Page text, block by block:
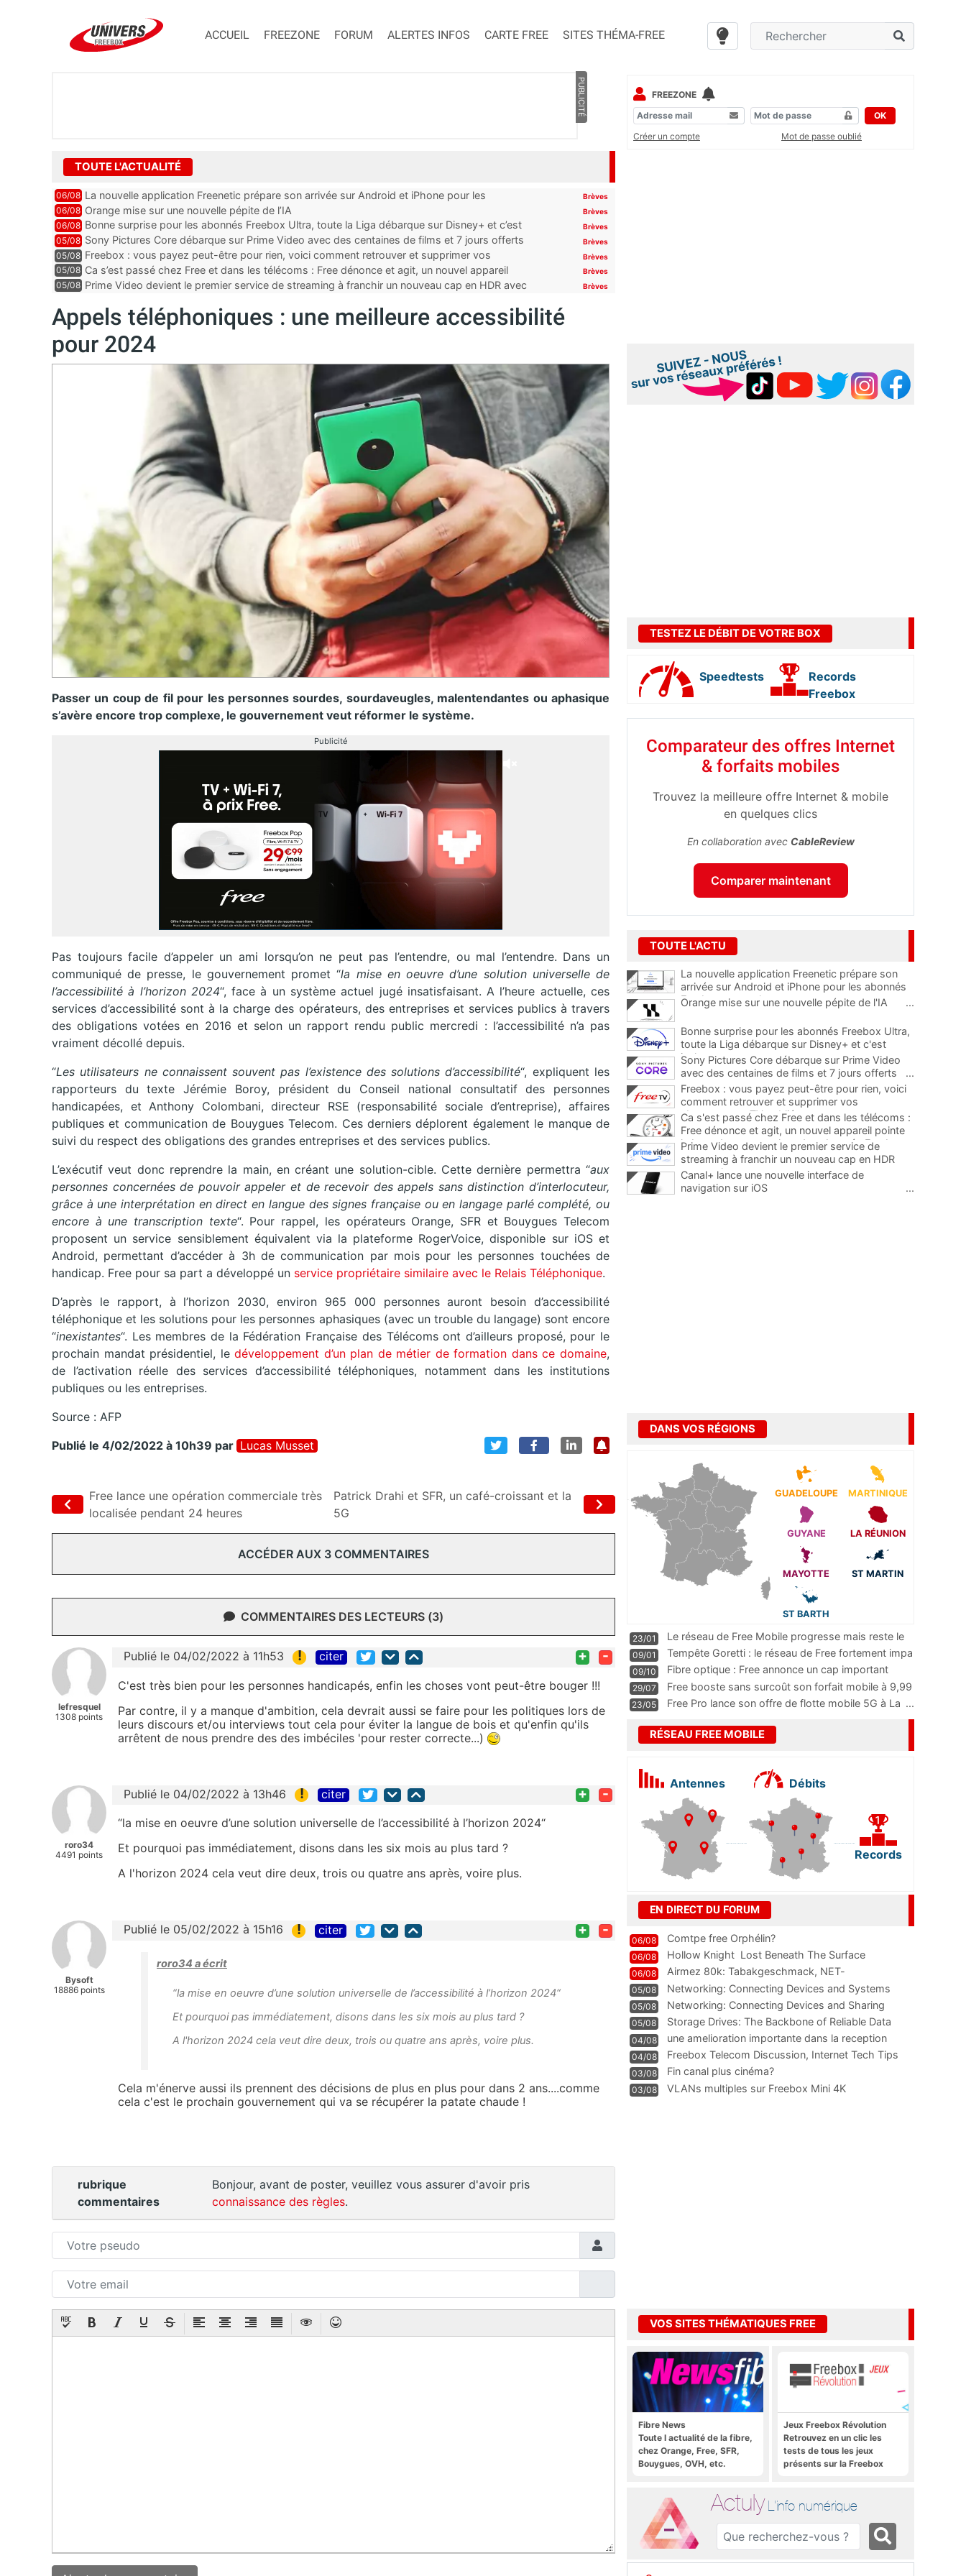
ACCUEIL FREEZONE FORUM ALERTES INFOS CARTE FREE SITES THÉMA-FREE
PUBLICITÉ
TOUTE L'ACTUALITÉ
06/08 La nouvelle application Freenetic prépare son arrivée sur Android et iPhone pour les
abonnés Freebox, testez la
Brèves
06/08 Orange mise sur une nouvelle pépite de l’IA Brèves
06/08 Bonne surprise pour les abonnés Freebox Ultra, toute la Liga débarque sur Disney+ et c’est
inclus
Brèves
05/08 Sony Pictures Core débarque sur Prime Video avec des centaines de films et 7 jours offerts Brèves
05/08 Freebox : vous payez peut-être pour rien, voici comment retrouver et supprimer vos
abonnements TV oubliés
Brèves
05/08 Ca s’est passé chez Free et dans les télécoms : Free dénonce et agit, un nouvel appareil
pointe le bout de...
Brèves
05/08 Prime Video devient le premier service de streaming à franchir un nouveau cap en HDR avec
Brèves
Appels téléphoniques : une meilleure accessibilité
pour 2024
Passer un coup de fil pour les personnes sourdes, sourdaveugles, malentendantes ou aphasique
s’avère encore trop complexe, le gouvernement veut réformer le système.
Publicité
Pas toujours facile d’appeler un ami lorsqu’on ne peut pas l’entendre, ou mal l’entendre. Dans un
communiqué de presse, le gouvernement promet “la mise en oeuvre d’une solution universelle de
l’accessibilité à l’horizon 2024“, face à un système actuel jugé insatisfaisant. A l’heure actuelle, ces
services d’accessibilité sont à la charge des opérateurs, des entreprises et services publics à travers
des obligations votées en 2016 et selon un rapport rendu public mercredi : l’accessibilité n’a pas
vraiment décollé depuis.
“Les utilisateurs ne connaissent souvent pas l’existence des solutions d’accessibilité“, expliquent les
rapporteurs du texte Jérémie Boroy, président du Conseil national consultatif des personnes
handicapées, et Anthony Colombani, directeur RSE (responsabilité sociale d’entreprise), affaires
publiques et communication de Bouygues Telecom. Ces derniers déplorent également le manque de
suivi du respect des obligations des grandes entreprises et des services publics.
L’exécutif veut donc reprendre la main, en créant une solution-cible. Cette dernière permettra “aux
personnes concernées de pouvoir appeler et de recevoir des appels sans distinction d’interlocuteur,
grâce à une interprétation en direct en langue des signes française ou en langage parlé complété, ou
encore à une transcription texte“. Pour rappel, les opérateurs Orange, SFR et Bouygues Telecom
proposent un service sensiblement équivalent via la plateforme RogerVoice, disponible sur iOS et
Android, permettant d’accéder à 3h de communication par mois pour les personnes touchées de
handicap. Free pour sa part a développé un service propriétaire similaire avec le Relais Téléphonique.
D’après le rapport, à l’horizon 2030, environ 965 000 personnes auront besoin d’accessibilité
téléphonique et les solutions pour les personnes aphasiques (avec un trouble du langage) sont encore
“inexistantes“. Les membres de la Fédération Française des Télécoms ont d’ailleurs proposé, pour le
prochain mandat présidentiel, ledéveloppement d’un plan de métier de formation dans ce domaine,
de l’activation réelle des services d’accessibilité téléphoniques, notamment dans les institutions
publiques ou les entreprises.
Source : AFP
Publié le 4/02/2022 à 10h39 par Lucas Musset
Free lance une opération commerciale très
localisée pendant 24 heures
Patrick Drahi et SFR, un café-croissant et la
5G
ACCÉDER AUX 3 COMMENTAIRES
COMMENTAIRES DES LECTEURS (3)
lefresquel
1308 points
Publié le 04/02/2022 à 11h53 ! citer + -
C'est très bien pour les personnes handicapés, enfin les choses vont peut-être bouger !!!
Par contre, il y a manque d'ambition, cela devrait aussi se faire pour les politiques lors de
leurs discours et/ou interviews tout cela pour éviter la langue de bois et qu'enfin qu'ils
arrêtent de nous prendre des des imbéciles 'pour rester correcte...)
roro34
4491 points
Publié le 04/02/2022 à 13h46 ! citer + -
“la mise en oeuvre d’une solution universelle de l’accessibilité à l’horizon 2024“
Et pourquoi pas immédiatement, disons dans les six mois au plus tard ?
A l'horizon 2024 cela veut dire deux, trois ou quatre ans après, voire plus.
Bysoft
18886 points
Publié le 05/02/2022 à 15h16 ! citer + -
roro34 a écrit
“la mise en oeuvre d’une solution universelle de l’accessibilité à l’horizon 2024“
Et pourquoi pas immédiatement, disons dans les six mois au plus tard ?
A l'horizon 2024 cela veut dire deux, trois ou quatre ans après, voire plus.
Cela m'énerve aussi ils prennent des décisions de plus en plus pour dans 2 ans....comme
cela c'est le prochain gouvernement qui va se récupérer la patate chaude !
rubrique
commentaires
Bonjour, avant de poster, veuillez vous assurer d'avoir pris
connaissance des règles.
FREEZONE
OK
Créer un compte
Mot de passe oublié
TESTEZ LE DÉBIT DE VOTRE BOX
Speedtests
Records
Freebox
Comparateur des offres Internet
& forfaits mobiles
Trouvez la meilleure offre Internet & mobile
en quelques clics
En collaboration avec CableReview
Comparer maintenant
TOUTE L'ACTU
La nouvelle application Freenetic prépare son
arrivée sur Android et iPhone pour les abonnés
Freebox, testez la
Orange mise sur une nouvelle pépite de l'IA ...
Bonne surprise pour les abonnés Freebox Ultra,
toute la Liga débarque sur Disney+ et c'est
inclus
Sony Pictures Core débarque sur Prime Video
avec des centaines de films et 7 jours offerts
...
Freebox : vous payez peut-être pour rien, voici
comment retrouver et supprimer vos
abonnements TV oubliés
...
Ca s'est passé chez Free et dans les télécoms :
Free dénonce et agit, un nouvel appareil pointe
le bout de son nez chez des abonnés Freebox...
Prime Video devient le premier service de
streaming à franchir un nouveau cap en HDR
avec ce lancement
Canal+ lance une nouvelle interface de
navigation sur iOS
...
DANS VOS RÉGIONS
GUADELOUPE MARTINIQUE
GUYANE LA RÉUNION
MAYOTTE ST MARTIN
ST BARTH
23/01
Le réseau de Free Mobile progresse mais reste le
m
...
09/01
Tempête Goretti : le réseau de Free fortement impa
09/10
Fibre optique : Free annonce un cap important
pass
...
29/07
Free booste sans surcoût son forfait mobile à 9,99
23/05 Free Pro lance son offre de flotte mobile 5G à La ...
RÉSEAU FREE MOBILE
Antennes Débits
Records
EN DIRECT DU FORUM
06/08 Comtpe free Orphélin?
06/08 Hollow Knight  Lost Beneath The Surface
06/08
Airmez 80k: Tabakgeschmack, NET-
Technologie und Leistung im
05/08 Networking: Connecting Devices and Systems
05/08
Networking: Connecting Devices and Sharing
Information
05/08
Storage Drives: The Backbone of Reliable Data
Management
04/08
une amelioration importante dans la reception
WIFI
04/08
Freebox Telecom Discussion, Internet Tech Tips
Communi
03/08 Fin canal plus cinéma?
03/08 VLANs multiples sur Freebox Mini 4K
VOS SITES THÉMATIQUES FREE
Fibre News
Toute l actualité de la fibre,
chez Orange, Free, SFR,
Bouygues, OVH, etc.
Jeux Freebox Révolution
Retrouvez en un clic les
tests de tous les jeux
présents sur la Freebox
Actuly L'info numérique